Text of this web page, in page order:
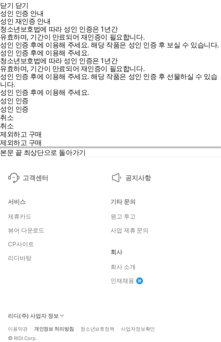
닫기 닫기
성인 인증 안내
성인 재인증 안내
청소년보호법에 따라 성인 인증은 1년간
유효하며, 기간이 만료되어 재인증이 필요합니다.
성인 인증 후에 이용해 주세요.해당 작품은 성인 인증 후 보실 수 있습니다.
성인 인증 후에 이용해 주세요.
청소년보호법에 따라 성인 인증은 1년간
유효하며, 기간이 만료되어 재인증이 필요합니다.
성인 인증 후에 이용해 주세요.해당 작품은 성인 인증 후 선물하실 수 있습
니다.
성인 인증 후에 이용해 주세요.
성인 인증
성인 인증
취소
취소
제외하고 구매
제외하고 구매
본문 끝 최상단으로 돌아가기
고객센터 공지사항
서비스
제휴카드
뷰어 다운로드
CP사이트
리디바탕
기타 문의
원고 투고
사업 제휴 문의
회사
회사 소개
인재채용
리디(주) 사업자 정보
이용약관 개인정보 처리방침 청소년보호정책 사업자정보확인
© RIDI Corp.